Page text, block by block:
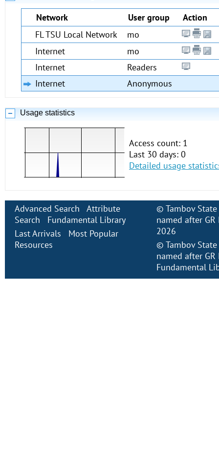
Network User group
Action
FL TSU Local Network
mo
Internet
mo
Internet
Readers
Internet
Anonymous
Usage statistics
Access count: 1
Last 30 days: 0
Detailed usage
Advanced Search
Attribute
Search
Fundamental Library
Last Arrivals
Most Popular
Resources
© Tambov
named after
2026
© Tambov
named after
Fundamental